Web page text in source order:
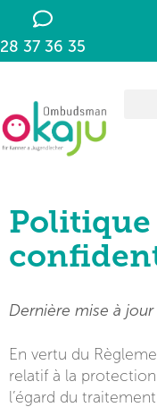
28 37 36 35
Politique
Dernière mise à
En vertu du
relatif à la
l’égard du